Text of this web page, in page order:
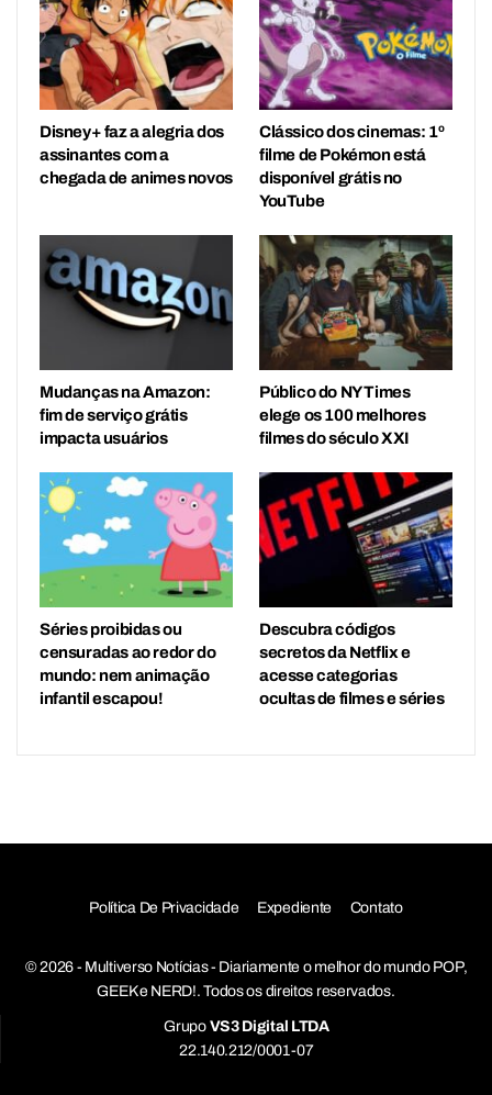
Disney+ faz a alegria dos
assinantes com a
chegada de animes novos
Clássico dos cinemas: 1º
filme de Pokémon está
disponível grátis no
YouTube
Mudanças na Amazon:
fim de serviço grátis
impacta usuários
Público do NY Times
elege os 100 melhores
filmes do século XXI
Séries proibidas ou
censuradas ao redor do
mundo: nem animação
infantil escapou!
Descubra códigos
secretos da Netflix e
acesse categorias
ocultas de filmes e séries
Política De Privacidade Expediente Contato
© 2026 - Multiverso Notícias - Diariamente o melhor do mundo POP,
GEEK e NERD!. Todos os direitos reservados.
Grupo VS3 Digital LTDA
22.140.212/0001-07